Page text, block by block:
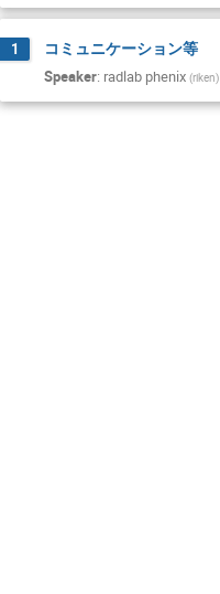
1 コミュニケーション等
Speaker: radlab phenix (riken)